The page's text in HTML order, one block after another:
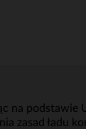
na
zasad ładu